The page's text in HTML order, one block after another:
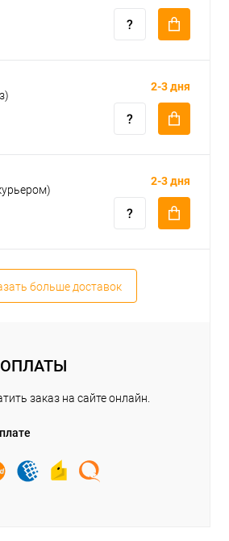
2-3 дня
2-3 дня
больше доставок
заказ на сайте онлайн.